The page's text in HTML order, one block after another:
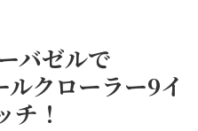
バゼルで
クローラー9イ
！